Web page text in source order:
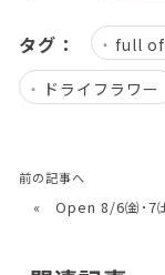
タグ：
full
ドライフラワー
前の記事へ
« Open 8/6㈮･7